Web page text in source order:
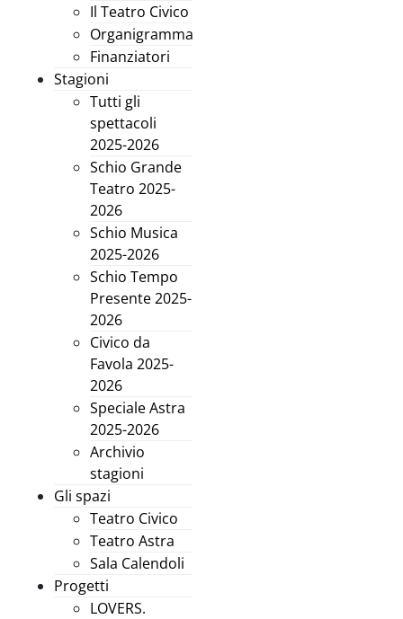
Il Teatro Civico
Organigramma
Finanziatori
Stagioni
Tutti gli
spettacoli
2025-2026
Schio Grande
Teatro 2025-
2026
Schio Musica
2025-2026
Schio Tempo
Presente 2025-
2026
Civico da
Favola 2025-
2026
Speciale Astra
2025-2026
Archivio
stagioni
Gli spazi
Teatro Civico
Teatro Astra
Sala Calendoli
Progetti
LOVERS.